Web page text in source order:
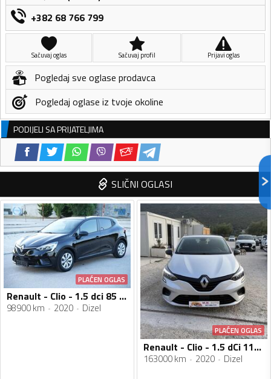
+382 68 766 799
Sačuvaj oglas Sačuvaj profil Prijavi oglas
Pogledaj sve oglase prodavca
Pogledaj oglase iz tvoje okoline
PODIJELI SA PRIJATELJIMA
SLIČNI OGLASI
PLAĆEN OGLAS
Renault - Clio - 1.5 dci 85 12/2020
98900 km 2020 Dizel
PLAĆEN OGLAS
Renault - Clio - 1.5 dCi 11/2020g
163000 km 2020 Dizel